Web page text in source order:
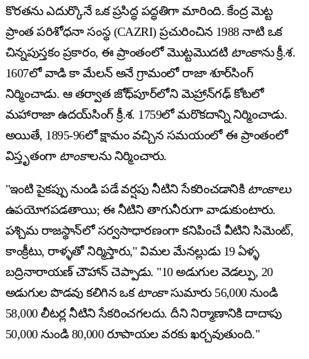
కొరతను ఎదుర్కొనే ఒక ప్రసిద్ధ పద్ధతిగా మారింది. కేంద్ర మెట్ట
ప్రాంత పరిశోధనా సంస్థ (CAZRI) ప్రచురించిన 1988 నాటి ఒక
చిన్నపుస్తకం ప్రకారం, ఈ ప్రాంతంలో మొట్టమొదటి టాంకాను క్రీ.శ.
1607లో వాడి కా మేలన్ అనే గ్రామంలో రాజా శూర్‌సింగ్
నిర్మించాడు. ఆ తర్వాత జోధ్‌పూర్‌లోని మెహ్రాన్‌గఢ్ కోటలో
మహారాజా ఉదయ్‌సింగ్ క్రీ.శ. 1759లో మరొకదాన్ని నిర్మించాడు.
అయితే, 1895-96లో క్షామం వచ్చిన సమయంలో ఈ ప్రాంతంలో
విస్తృతంగా టాంకాలను నిర్మించారు.
"ఇంటి పైకప్పు నుండి పడే వర్షపు నీటిని సేకరించడానికి టాంకాలు
ఉపయోగపడతాయి; ఈ నీటిని తాగునీరుగా వాడుకుంటారు.
పశ్చిమ రాజస్థాన్‌లో సర్వసాధారణంగా కనిపించే వీటిని సిమెంట్,
కాంక్రీటు, రాళ్ళతో నిర్మిస్తారు," విమల మేనల్లుడు 19 ఏళ్ళ
బద్రినారాయణ్ చౌహాన్ చెప్పాడు. "10 అడుగుల వెడల్పు, 20
అడుగుల పొడవు కలిగిన ఒక టాంకాసుమారు 56,000 నుండి
58,000 లీటర్ల నీటిని సేకరించగలదు. దీని నిర్మాణానికి దాదాపు
50,000 నుండి 80,000 రూపాయల వరకు ఖర్చవుతుంది."